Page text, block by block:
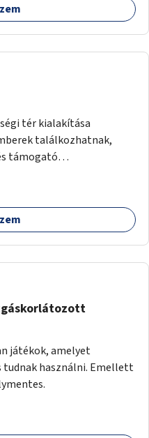
tér kialakítása
találkozhatnak,
támogató
üzemeltető pályázat
játékok, amelyet
használni. Emellett